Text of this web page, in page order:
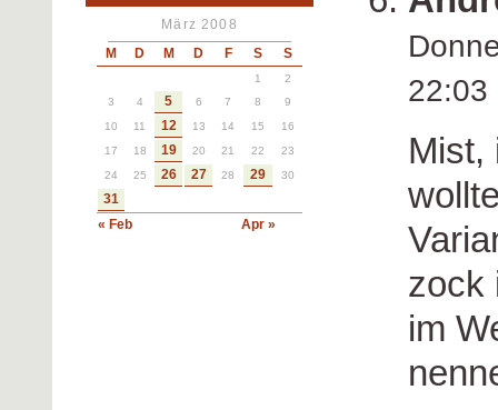
März 2008
M D M D F S S
« Feb Apr »
1
2
3
4 5 6 7 8
9
10
11 12 13 14 15
16
17
18 19 20 21 22
23
24
25 26 27 28 29 30
31
Mist,
zock
im